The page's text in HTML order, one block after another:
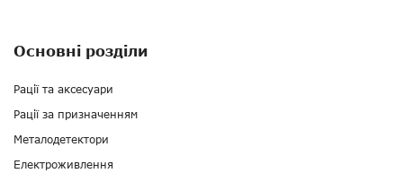
Основні розділи
Рації та аксесуари
Рації за призначенням
Металодетектори
Електроживлення